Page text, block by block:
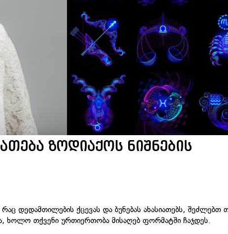
ზოდიაქოს ნიშნების
დედამთილების ქცევას და ბუნებას ახასიათებს, შეძლებთ
ხოლო თქვენი ურთიერთობა მისაღებ ფორმატში ჩაჯდეს.